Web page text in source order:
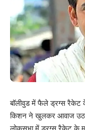
बॉलीवुड में फैले ड्रग्स रैकेट
किशन ने खुलकर आवाज